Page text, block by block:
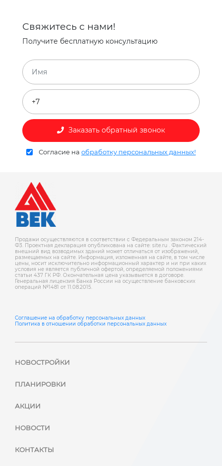
Свяжитесь с нами!
Получите бесплатную консультацию
Заказать обратный звонок
Согласие на обработку персональных данных!
Продажи осуществляются в соответствии с Федеральным законом 214-
Ф3. Проектная декларация опубликована на сайте: site.ru . Фактический
внешний вид возводимых зданий может отличаться от изображений,
размещаемых на сайте. Информация, изложенная на сайте, в том числе
цены, носит исключительно информационный характер и ни при каких
условия не является публичной офертой, определяемой положениями
статьи 437 ГК РФ. Окончательная цена указывыется в договоре.
Генеральная лицензия Банка России на осуществление банковских
операций №1481 от 11.08.2015.
Соглашение на обработку персональных данных
Политика в отношении обработки персональных данных
НОВОСТРОЙКИ
ПЛАНИРОВКИ
АКЦИИ
НОВОСТИ
КОНТАКТЫ